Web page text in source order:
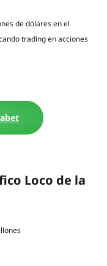
de dólares en el
trading en acciones
Loco de la